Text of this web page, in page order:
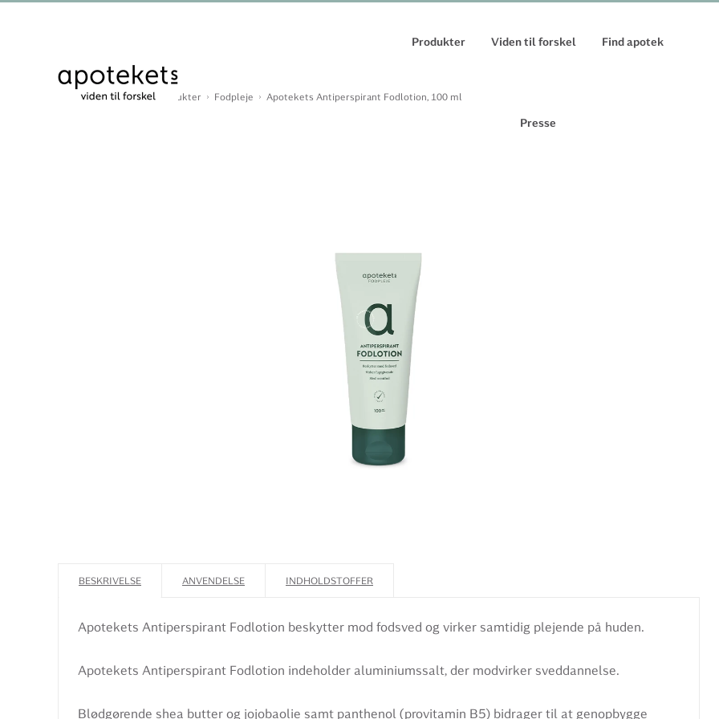
Produkter Viden til forskel Find apotek
Presse
Du er her: Forside Produkter Fodpleje Apotekets Antiperspirant Fodlotion, 100 ml
BESKRIVELSE ANVENDELSE INDHOLDSTOFFER
Apotekets Antiperspirant Fodlotion beskytter mod fodsved og virker samtidig plejende på huden.
Apotekets Antiperspirant Fodlotion indeholder aluminiumssalt, der modvirker sveddannelse.
Blødgørende shea butter og jojobaolie samt panthenol (provitamin B5) bidrager til at genopbygge